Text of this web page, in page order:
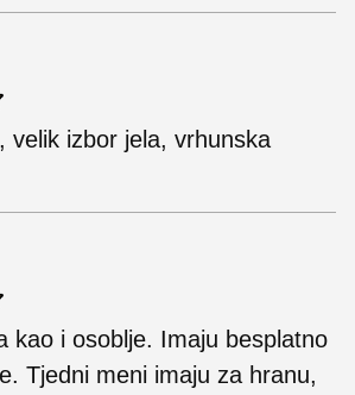
velik izbor jela, vrhunska
kao i osoblje. Imaju besplatno
Tjedni meni imaju za hranu,